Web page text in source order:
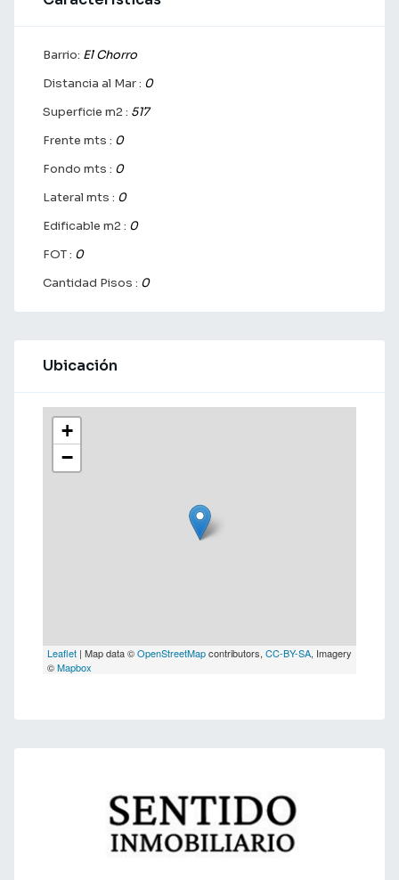
Barrio: El Chorro
Distancia al Mar : 0
Superficie m2 : 517
Frente mts : 0
Fondo mts : 0
Lateral mts : 0
Edificable m2 : 0
FOT : 0
Cantidad Pisos : 0
Ubicación
+
−
Leaflet | Map data ©OpenStreetMapcontributors, CC-BY-SA, Imagery
©Mapbox